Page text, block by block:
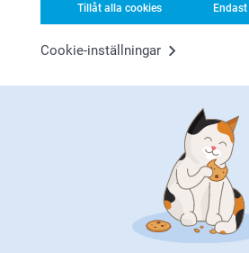
Tillåt alla cookies
Cookie-inställningar
Letar du efter